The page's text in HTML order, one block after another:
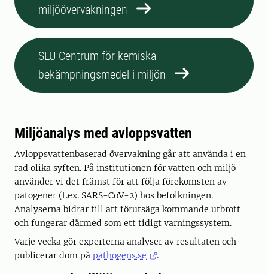
miljöövervakningen
SLU Centrum för kemiska
bekämpningsmedel i miljön
Miljöanalys med avloppsvatten
Avloppsvattenbaserad övervakning går att använda i en
rad olika syften. På institutionen för vatten och miljö
använder vi det främst för att följa förekomsten av
patogener (t.ex. SARS-CoV-2) hos befolkningen.
Analyserna bidrar till att förutsäga kommande utbrott
och fungerar därmed som ett tidigt varningssystem.
Varje vecka gör experterna analyser av resultaten och
publicerar dom på pathogens.se .